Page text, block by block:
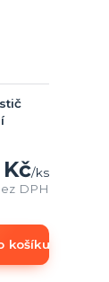
/ks
DPH
košíku